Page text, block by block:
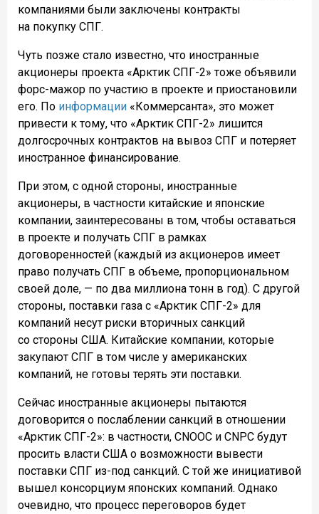
компаниями были заключены контракты
на покупку СПГ.
Чуть позже стало известно, что иностранные
акционеры проекта «Арктик СПГ-2» тоже объявили
форс-мажор по участию в проекте и приостановили
его. По информации «Коммерсанта», это может
привести к тому, что «Арктик СПГ-2» лишится
долгосрочных контрактов на вывоз СПГ и потеряет
иностранное финансирование.
При этом, с одной стороны, иностранные
акционеры, в частности китайские и японские
компании, заинтересованы в том, чтобы оставаться
в проекте и получать СПГ в рамках
договоренностей (каждый из акционеров имеет
право получать СПГ в объеме, пропорциональном
своей доле, — по два миллиона тонн в год). С другой
стороны, поставки газа с «Арктик СПГ-2» для
компаний несут риски вторичных санкций
со стороны США. Китайские компании, которые
закупают СПГ в том числе у американских
компаний, не готовы терять эти поставки.
Сейчас иностранные акционеры пытаются
договорится о послаблении санкций в отношении
«Арктик СПГ-2»: в частности, СNOOC и CNPC будут
просить власти США о возможности вывести
поставки СПГ из-под санкций. С той же инициативой
вышел консорциум японских компаний. Однако
очевидно, что процесс переговоров будет